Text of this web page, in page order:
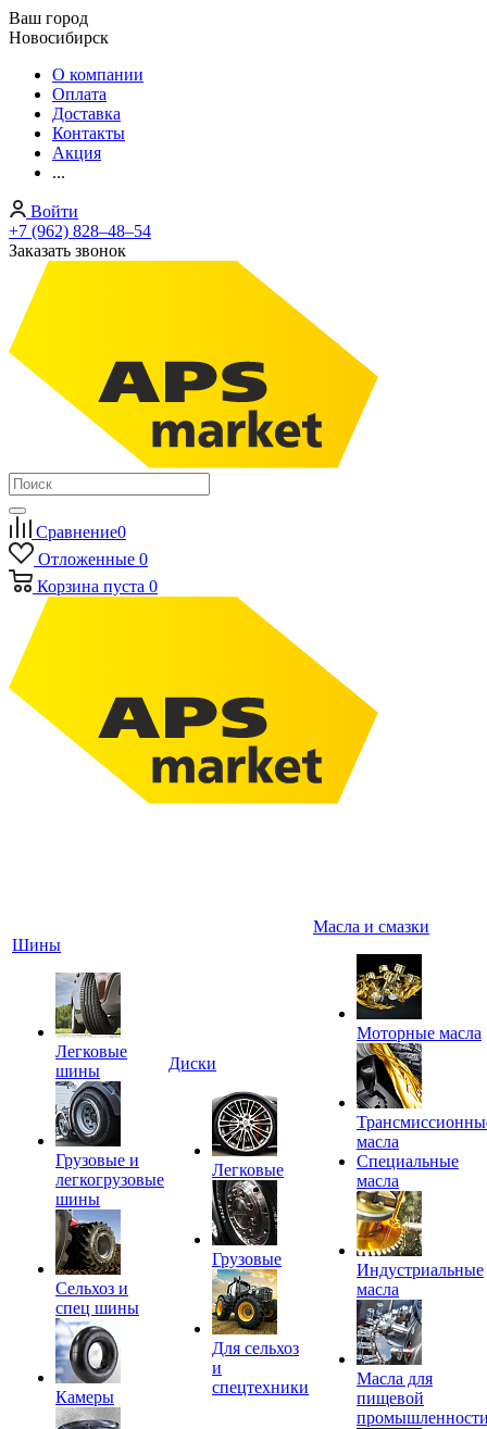
Ваш город
Новосибирск
О компании
Оплата
Доставка
Контакты
Акция
...
Войти
+7 (962) 828‒48‒54
Заказать звонок
Сравнение0
Отложенные 0
Корзина пуста 0
Шины
Легковые
шины
Грузовые и
легкогрузовые
шины
Сельхоз и
спец шины
Камеры
Диски
Легковые
Грузовые
Для сельхоз
и
спецтехники
Масла и смазки
Моторные масла
масла
Специальные
масла
Индустриальные
масла
Масла для
пищевой